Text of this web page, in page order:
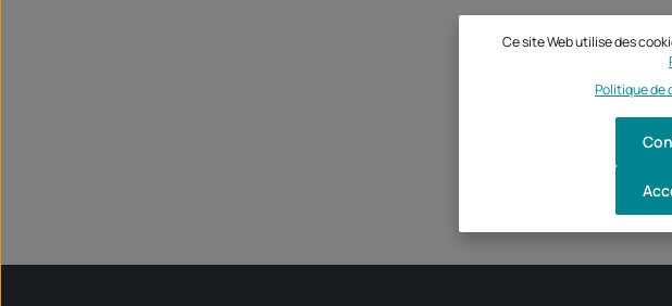
Ce site Web utilise des
Politique